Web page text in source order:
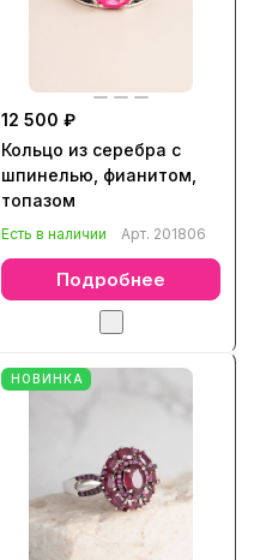
12 500 ₽
Кольцо из серебра с
шпинелью, фианитом,
топазом
Есть в наличии Арт. 201806
Подробнее
НОВИНКА